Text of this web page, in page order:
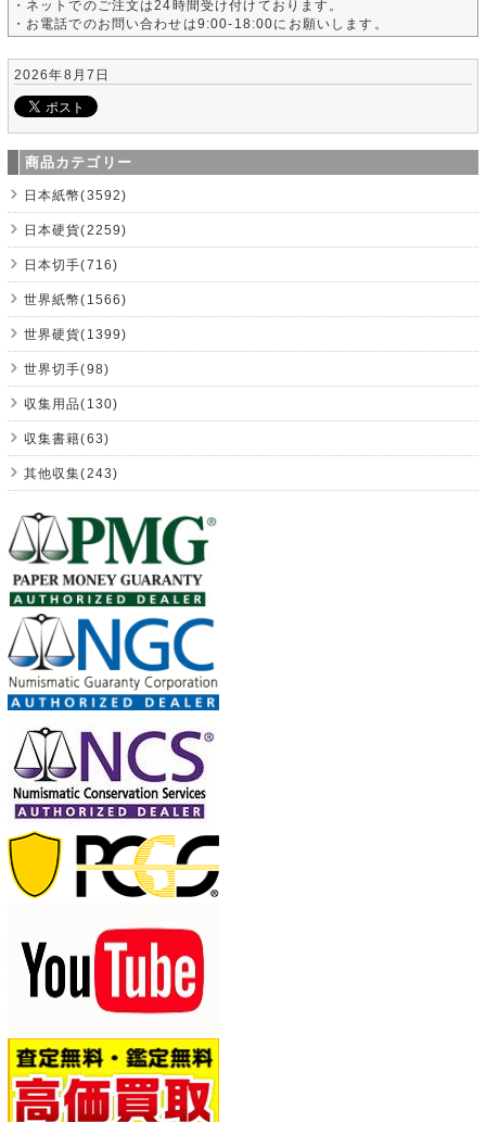
・ネットでのご注文は24時間受け付けております。
・お電話でのお問い合わせは9:00-18:00にお願いします。
2026年8月7日
商品カテゴリー
日本紙幣(3592)
日本硬貨(2259)
日本切手(716)
世界紙幣(1566)
世界硬貨(1399)
世界切手(98)
収集用品(130)
収集書籍(63)
其他収集(243)